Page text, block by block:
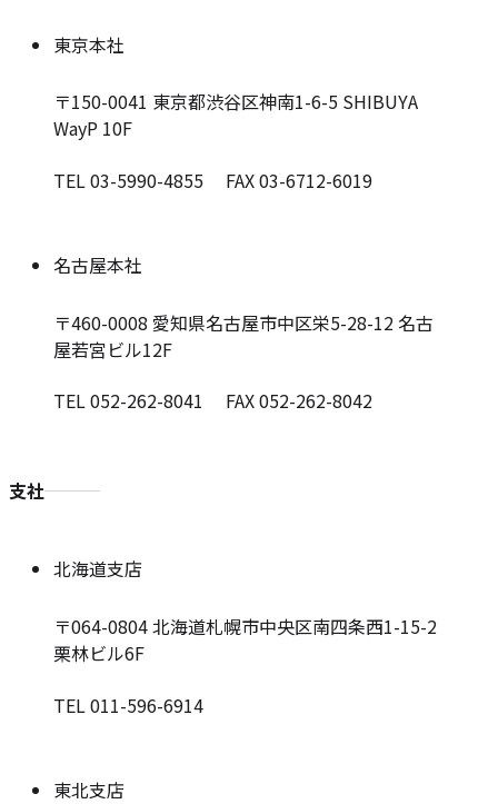
東京本社
〒150-0041 東京都渋谷区神南1-6-5 SHIBUYA
WayP 10F
TEL 03-5990-4855 FAX 03-6712-6019
名古屋本社
〒460-0008 愛知県名古屋市中区栄5-28-12 名古
屋若宮ビル12F
TEL 052-262-8041 FAX 052-262-8042
支社
北海道支店
〒064-0804北海道札幌市中央区南四条西1-15-2
栗林ビル6F
TEL 011-596-6914
東北支店